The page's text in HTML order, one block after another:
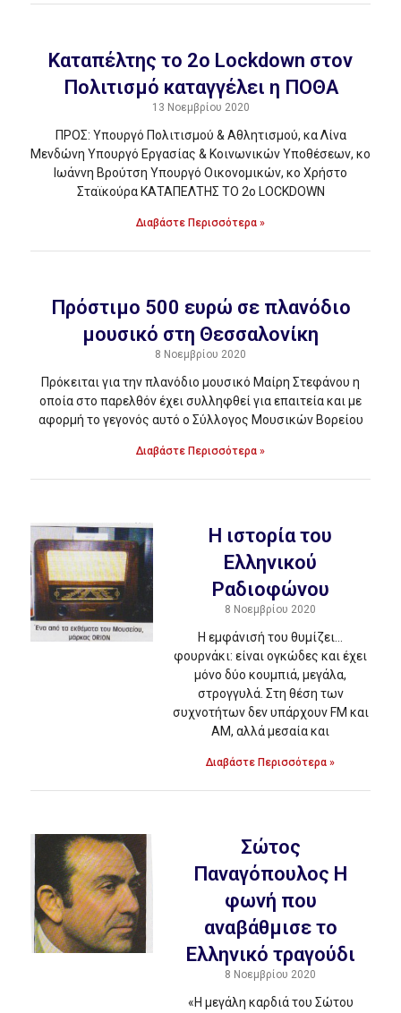
Kαταπέλτης το 2ο Lockdown στον
Πολιτισμό καταγγέλει η ΠΟΘΑ
13 Νοεμβρίου 2020
ΠΡΟΣ: Υπουργό Πολιτισμού & Αθλητισμού, κα Λίνα
Μενδώνη Υπουργό Εργασίας & Κοινωνικών Υποθέσεων, κο
Ιωάννη Βρούτση Υπουργό Οικονομικών, κο Χρήστο
Σταϊκούρα ΚΑΤΑΠΕΛΤΗΣ ΤΟ 2ο LOCKDOWN
Διαβάστε Περισσότερα »
Πρόστιμο 500 ευρώ σε πλανόδιο
μουσικό στη Θεσσαλονίκη
8 Νοεμβρίου 2020
Πρόκειται για την πλανόδιο μουσικό Μαίρη Στεφάνου η
οποία στο παρελθόν έχει συλληφθεί για επαιτεία και με
αφορμή το γεγονός αυτό ο Σύλλογος Μουσικών Βορείου
Διαβάστε Περισσότερα »
Η ιστορία του
Ελληνικού
Ραδιοφώνου
8 Νοεμβρίου 2020
H εμφάνισή του θυμίζει…
φουρνάκι: είναι ογκώδες και έχει
μόνο δύο κουμπιά, μεγάλα,
στρογγυλά. Στη θέση των
συχνοτήτων δεν υπάρχουν FM και
AM, αλλά μεσαία και
Διαβάστε Περισσότερα »
Σώτος
Παναγόπουλος H
φωνή που
αναβάθμισε το
Eλληνικό τραγούδι
8 Νοεμβρίου 2020
«H μεγάλη καρδιά του Σώτου